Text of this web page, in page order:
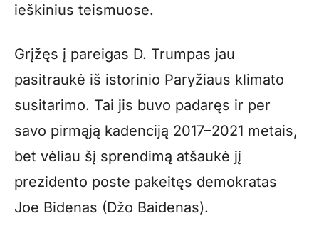
ieškinius teismuose.
Grįžęs į pareigas D. Trumpas jau
pasitraukė iš istorinio Paryžiaus klimato
susitarimo. Tai jis buvo padaręs ir per
savo pirmąją kadenciją 2017–2021 metais,
bet vėliau šį sprendimą atšaukė jį
prezidento poste pakeitęs demokratas
Joe Bidenas (Džo Baidenas).